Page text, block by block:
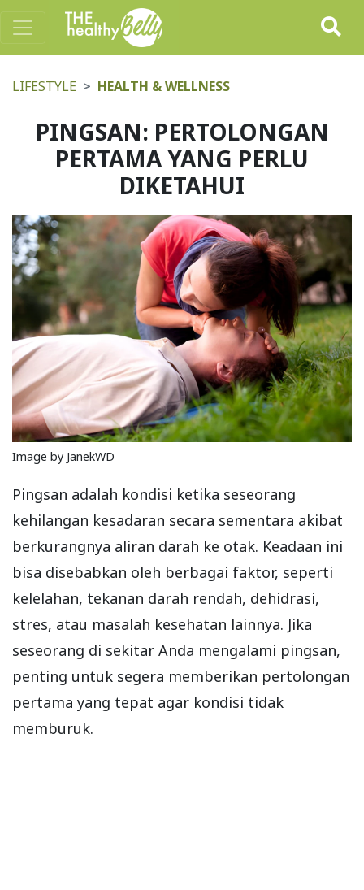
LIFESTYLE HEALTH & WELLNESS
PINGSAN: PERTOLONGAN
PERTAMA YANG PERLU
DIKETAHUI
Image by JanekWD
Pingsan adalah kondisi ketika seseorang
kehilangan kesadaran secara sementara akibat
berkurangnya aliran darah ke otak. Keadaan ini
bisa disebabkan oleh berbagai faktor, seperti
kelelahan, tekanan darah rendah, dehidrasi,
stres, atau masalah kesehatan lainnya. Jika
seseorang di sekitar Anda mengalami pingsan,
penting untuk segera memberikan pertolongan
pertama yang tepat agar kondisi tidak
memburuk.